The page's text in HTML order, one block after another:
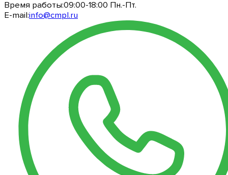
Время работы:09:00-18:00 Пн.-Пт.
E-mail:info@cmpl.ru